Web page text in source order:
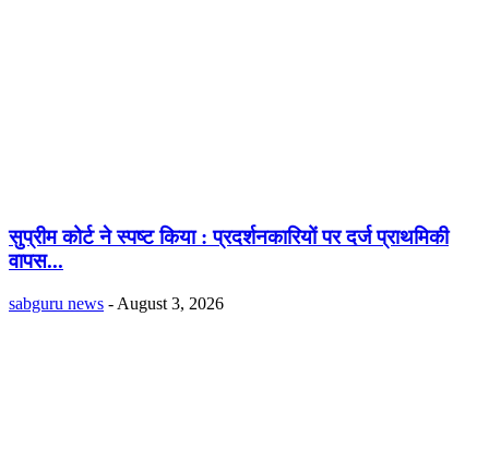
सुप्रीम कोर्ट ने स्पष्ट किया : प्रदर्शनकारियों पर दर्ज प्राथमिकी
वापस...
sabguru news - August 3, 2026